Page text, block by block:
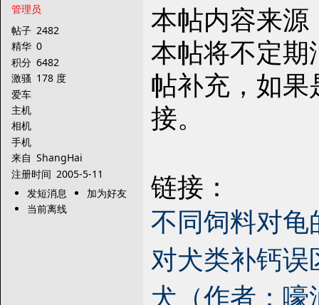
管理员
帖子 2482
精华 0
积分 6482
激骚 178 度
爱车
主机
相机
手机
来自 ShangHai
注册时间 2005-5-11
发短消息
加为好友
当前离线
本帖内容来
本帖将不定
帖补充，如
接。
链接：
不同饲料对
对犬类补钙
犬（作者：嚎